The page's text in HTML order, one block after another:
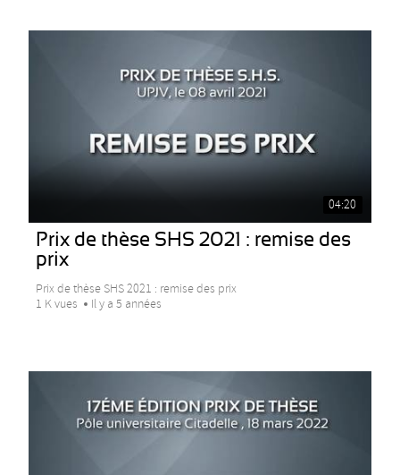
04:20
Prix de thèse SHS 2021 : remise des
prix
Prix de thèse SHS 2021 : remise des prix
1 K vues
Il y a 5 années